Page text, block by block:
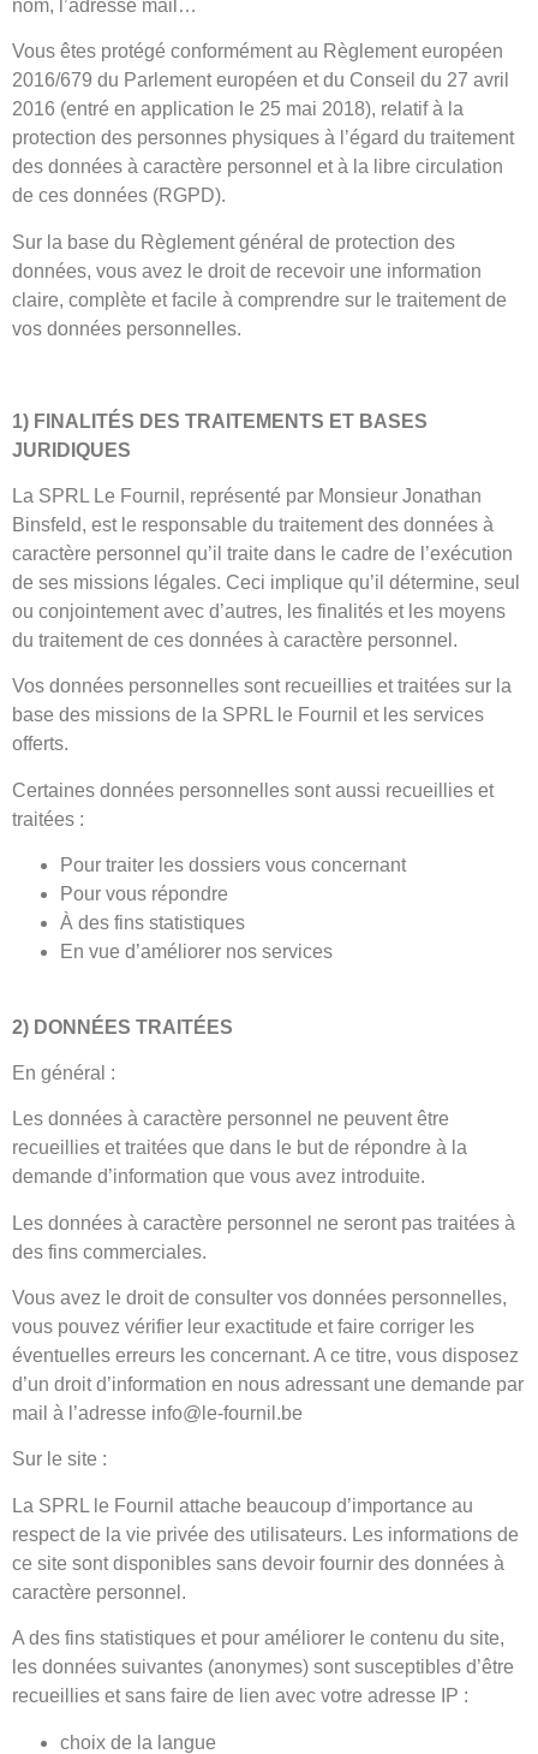
nom, l’adresse mail…
Vous êtes protégé conformément au Règlement européen
2016/679 du Parlement européen et du Conseil du 27 avril
2016 (entré en application le 25 mai 2018), relatif à la
protection des personnes physiques à l’égard du traitement
des données à caractère personnel et à la libre circulation
de ces données (RGPD).
Sur la base du Règlement général de protection des
données, vous avez le droit de recevoir une information
claire, complète et facile à comprendre sur le traitement de
vos données personnelles.
1) FINALITÉS DES TRAITEMENTS ET BASES
JURIDIQUES
La SPRL Le Fournil, représenté par Monsieur Jonathan
Binsfeld, est le responsable du traitement des données à
caractère personnel qu’il traite dans le cadre de l’exécution
de ses missions légales. Ceci implique qu’il détermine, seul
ou conjointement avec d’autres, les finalités et les moyens
du traitement de ces données à caractère personnel.
Vos données personnelles sont recueillies et traitées sur la
base des missions de la SPRL le Fournil et les services
offerts.
Certaines données personnelles sont aussi recueillies et
traitées :
Pour traiter les dossiers vous concernant
Pour vous répondre
À des fins statistiques
En vue d’améliorer nos services
2) DONNÉES TRAITÉES
En général :
Les données à caractère personnel ne peuvent être
recueillies et traitées que dans le but de répondre à la
demande d’information que vous avez introduite.
Les données à caractère personnel ne seront pas traitées à
des fins commerciales.
Vous avez le droit de consulter vos données personnelles,
vous pouvez vérifier leur exactitude et faire corriger les
éventuelles erreurs les concernant. A ce titre, vous disposez
d’un droit d’information en nous adressant une demande par
mail à l’adresse info@le-fournil.be
Sur le site :
La SPRL le Fournil attache beaucoup d’importance au
respect de la vie privée des utilisateurs. Les informations de
ce site sont disponibles sans devoir fournir des données à
caractère personnel.
A des fins statistiques et pour améliorer le contenu du site,
les données suivantes (anonymes) sont susceptibles d’être
recueillies et sans faire de lien avec votre adresse IP :
choix de la langue